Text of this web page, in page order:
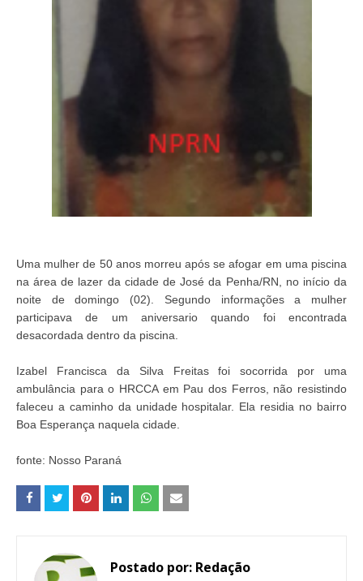
Uma mulher de 50 anos morreu após se afogar em uma piscina
na área de lazer da cidade de José da Penha/RN, no início da
noite de domingo (02). Segundo informações a mulher
participava de um aniversario quando foi encontrada
desacordada dentro da piscina.
Izabel Francisca da Silva Freitas foi socorrida por uma
ambulância para o HRCCA em Pau dos Ferros, não resistindo
faleceu a caminho da unidade hospitalar. Ela residia no bairro
Boa Esperança naquela cidade.
fonte: Nosso Paraná
Postado por: Redação